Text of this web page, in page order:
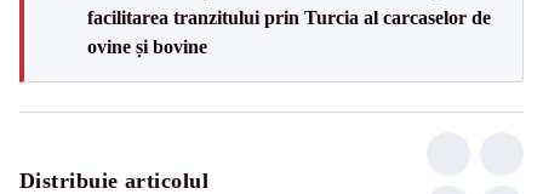
facilitarea tranzitului prin Turcia al carcaselor de
ovine și bovine
Distribuie articolul